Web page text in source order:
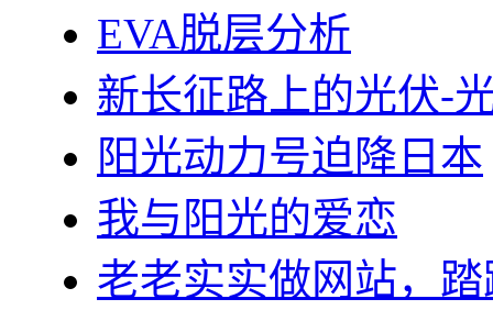
EVA脱层分析
新长征路上的光伏-
阳光动力号迫降日本
我与阳光的爱恋
老老实实做网站，